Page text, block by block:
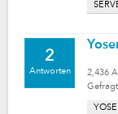
2
Antworten 2,436
Gefragt